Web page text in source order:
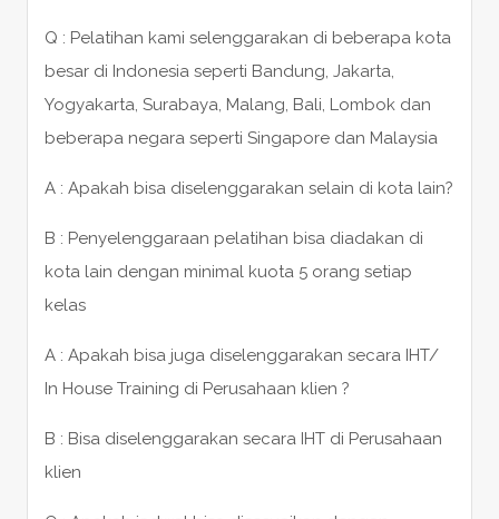
Q : Pelatihan kami selenggarakan di beberapa kota
besar di Indonesia seperti Bandung, Jakarta,
Yogyakarta, Surabaya, Malang, Bali, Lombok dan
beberapa negara seperti Singapore dan Malaysia
A : Apakah bisa diselenggarakan selain di kota lain?
B : Penyelenggaraan pelatihan bisa diadakan di
kota lain dengan minimal kuota 5 orang setiap
kelas
A : Apakah bisa juga diselenggarakan secara IHT/
In House Training di Perusahaan klien ?
B : Bisa diselenggarakan secara IHT di Perusahaan
klien